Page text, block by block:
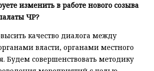
изменить в работе нового созыва
ЧР?
качество диалога между
власти, органами местного
Будем совершенствовать методику